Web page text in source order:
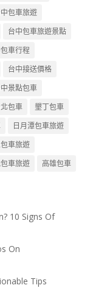
包車旅遊
台中包車旅遊景點
車行程
台中接送價格
景點包車
包車
墾丁包車
日月潭包車旅遊
車旅遊
車旅遊 高雄包車
10 Signs Of
On
Tips